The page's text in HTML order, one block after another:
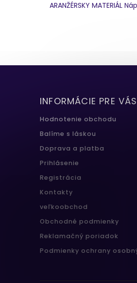
ARANŽÉRSKY MATERIÁL
INFORMÁCIE PRE VÁS
Hodnotenie obchodu
Balíme s láskou
Doprava a platba
Prihlásenie
Registrácia
Kontakty
veľkoobchod
Obchodné podmienky
Reklamačný poriadok
Podmienky ochrany